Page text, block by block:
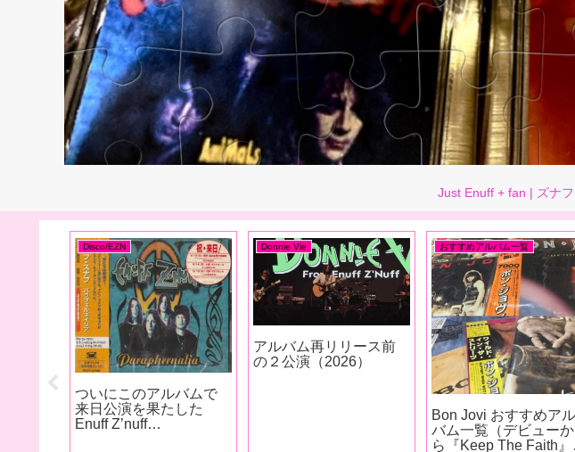
Just Enuff + fan | ズナ
Disco/EZN
遂に出ちゃったDonnie
Vieが参加していないイ
ナフズナフのアルバム
『Diamond Boy』
（2018）
Disco/DV etc
Steve Forbert – アルバ
ム『 JOHN SIMON &
FRIENDS Hoagyland』
より